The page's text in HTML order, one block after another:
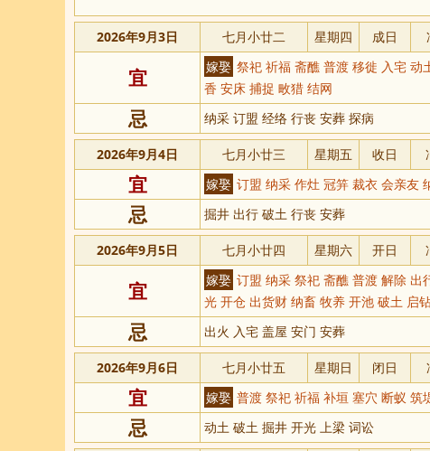
2026年9月3日 七月小廿二 星期四 成日
宜 嫁娶 祭祀 祈福 斋醮 普渡 移徙 入宅 动
香 安床 捕捉 畋猎 结网
忌 纳采 订盟 经络 行丧 安葬 探病
2026年9月4日 七月小廿三 星期五 收日
宜 嫁娶 订盟 纳采 作灶 冠笄 裁衣 会亲友
忌 掘井 出行 破土 行丧 安葬
2026年9月5日 七月小廿四 星期六 开日
宜 嫁娶 订盟 纳采 祭祀 斋醮 普渡 解除 出
光 开仓 出货财 纳畜 牧养 开池 破土 启
忌 出火 入宅 盖屋 安门 安葬
2026年9月6日 七月小廿五 星期日 闭日
宜 嫁娶 普渡 祭祀 祈福 补垣 塞穴 断蚁 筑
忌 动土 破土 掘井 开光 上梁 词讼